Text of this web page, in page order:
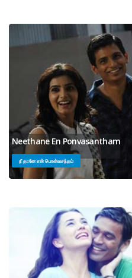
Neethane En Ponvasantham
நீ தானே என் பொன்வசந்தம்